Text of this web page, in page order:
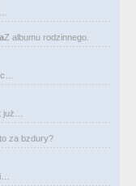
Z albumu rodzinnego.
już…
za bzdury?